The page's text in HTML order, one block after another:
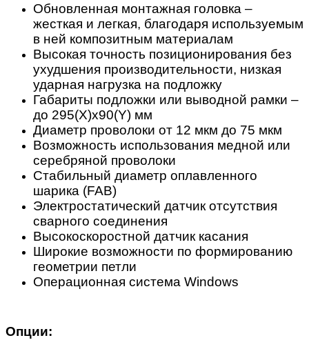
Обновленная монтажная головка –
жесткая и легкая, благодаря используемым
в ней композитным материалам
Высокая точность позиционирования без
ухудшения производительности, низкая
ударная нагрузка на подложку
Габариты подложки или выводной рамки –
до 295(X)х90(Y) мм
Диаметр проволоки от 12 мкм до 75 мкм
Возможность использования медной или
серебряной проволоки
Стабильный диаметр оплавленного
шарика (FAB)
Электростатический датчик отсутствия
сварного соединения
Высокоскоростной датчик касания
Широкие возможности по формированию
геометрии петли
Операционная система Windows
Опции: